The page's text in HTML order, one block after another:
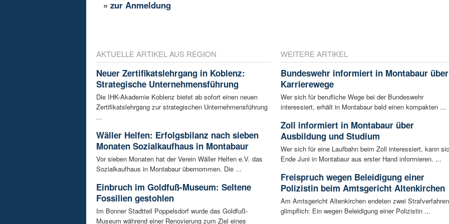
»zur Anmeldung
AKTUELLE ARTIKEL AUS REGION
Neuer Zertifikatslehrgang in Koblenz:
Strategische Unternehmensführung
Die IHK-Akademie Koblenz bietet ab sofort einen neuen
Zertifikatslehrgang zur strategischen Unternehmensführung
...
Wäller Helfen: Erfolgsbilanz nach sieben
Monaten Sozialkaufhaus in Montabaur
Vor sieben Monaten hat der Verein Wäller Helfen e.V. das
Sozialkaufhaus in Montabaur übernommen. Die ...
Einbruch im Goldfuß-Museum: Seltene
Fossilien gestohlen
Im Bonner Stadtteil Poppelsdorf wurde das Goldfuß-
Museum während einer Renovierung zum Ziel eines
WEITERE ARTIKEL
Bundeswehr informiert in Montabaur über
Karrierewege
Wer sich für berufliche Wege bei der Bundeswehr
interessiert, erhält in Montabaur bald einen kompakten ...
Zoll informiert in Montabaur über
Ausbildung und Studium
Wer sich für eine Laufbahn beim Zoll interessiert, kann
Ende Juni in Montabaur aus erster Hand informieren. ...
Freispruch wegen Beleidigung einer
Polizistin beim Amtsgericht Altenkirchen
Am Amtsgericht Altenkirchen endeten zwei Strafverfahren
glimpflich: Ein wegen Beleidigung einer Polizistin ...